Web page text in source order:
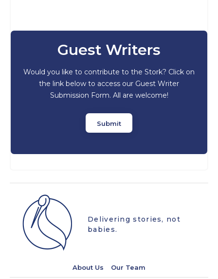
Guest Writers
Would you like to contribute to the Stork? Click on
the link below to access our Guest Writer
Submission Form. All are welcome!
Submit
Delivering stories, not
babies.
About Us Our Team